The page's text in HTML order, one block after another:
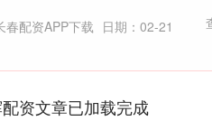
春配资APP下载 日期：02-21
资文章已加载完成